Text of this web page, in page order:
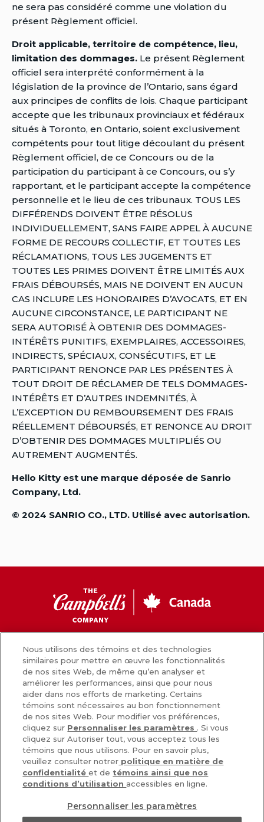
ne sera pas considéré comme une violation du
présent Règlement officiel.
Droit applicable, territoire de compétence, lieu,
limitation des dommages. Le présent Règlement
officiel sera interprété conformément à la
législation de la province de l’Ontario, sans égard
aux principes de conflits de lois. Chaque participant
accepte que les tribunaux provinciaux et fédéraux
situés à Toronto, en Ontario, soient exclusivement
compétents pour tout litige découlant du présent
Règlement officiel, de ce Concours ou de la
participation du participant à ce Concours, ou s’y
rapportant, et le participant accepte la compétence
personnelle et le lieu de ces tribunaux. TOUS LES
DIFFÉRENDS DOIVENT ÊTRE RÉSOLUS
INDIVIDUELLEMENT, SANS FAIRE APPEL À AUCUNE
FORME DE RECOURS COLLECTIF, ET TOUTES LES
RÉCLAMATIONS, TOUS LES JUGEMENTS ET
TOUTES LES PRIMES DOIVENT ÊTRE LIMITÉS AUX
FRAIS DÉBOURSÉS, MAIS NE DOIVENT EN AUCUN
CAS INCLURE LES HONORAIRES D’AVOCATS, ET EN
AUCUNE CIRCONSTANCE, LE PARTICIPANT NE
SERA AUTORISÉ À OBTENIR DES DOMMAGES-
INTÉRÊTS PUNITIFS, EXEMPLAIRES, ACCESSOIRES,
INDIRECTS, SPÉCIAUX, CONSÉCUTIFS, ET LE
PARTICIPANT RENONCE PAR LES PRÉSENTES À
TOUT DROIT DE RÉCLAMER DE TELS DOMMAGES-
INTÉRÊTS ET D’AUTRES INDEMNITÉS, À
L’EXCEPTION DU REMBOURSEMENT DES FRAIS
RÉELLEMENT DÉBOURSÉS, ET RENONCE AU DROIT
D’OBTENIR DES DOMMAGES MULTIPLIÉS OU
AUTREMENT AUGMENTÉS.
Hello Kitty est une marque déposée de Sanrio
Company, Ltd.
© 2024 SANRIO CO., LTD. Utilisé avec autorisation.
Canada
FacebookInstagramYoutube
Nouvelles
Comment nous préparons nos aliments
Carrières
Inscrivez-vous
Nous joindre
POLITIQUE DE CONFIDENTIALITÉ
Nous utilisons des témoins et des technologies
similaires pour mettre en œuvre les fonctionnalités
de nos sites Web, de même qu’en analyser et
améliorer les performances, ainsi que pour nous
aider dans nos efforts de marketing. Certains
témoins sont nécessaires au bon fonctionnement
de nos sites Web. Pour modifier vos préférences,
cliquez sur Personnaliser les paramètres . Si vous
cliquez sur Autoriser tout, vous acceptez tous les
témoins que nous utilisons. Pour en savoir plus,
veuillez consulter notrer politique en matière de
confidentialitéet de témoins ainsi que nos
conditions d’utilisation accessibles en ligne.
Personnaliser les paramètres